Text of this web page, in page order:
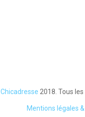
Chicadresse 2018. Tous
Mentions légales &